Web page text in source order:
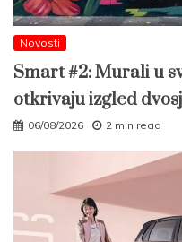
Novosti
Smart #2: Murali u
otkrivaju izgled
06/08/2026 2 min read